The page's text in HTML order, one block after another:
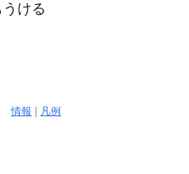
ける
情報 凡例